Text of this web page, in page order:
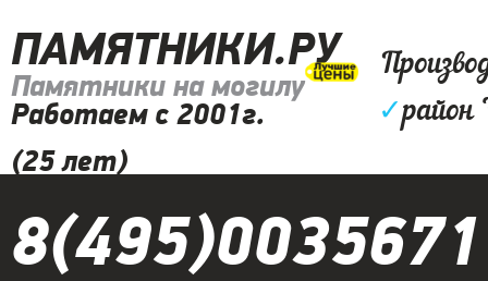
ПАМЯТНИКИ.РУ
Памятники на могилу
Работаем с 2001г.
(25 лет)
✓
8(495)0035671